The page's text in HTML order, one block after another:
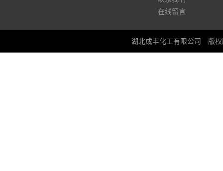
在线留言
湖北成丰化工有限公司 版